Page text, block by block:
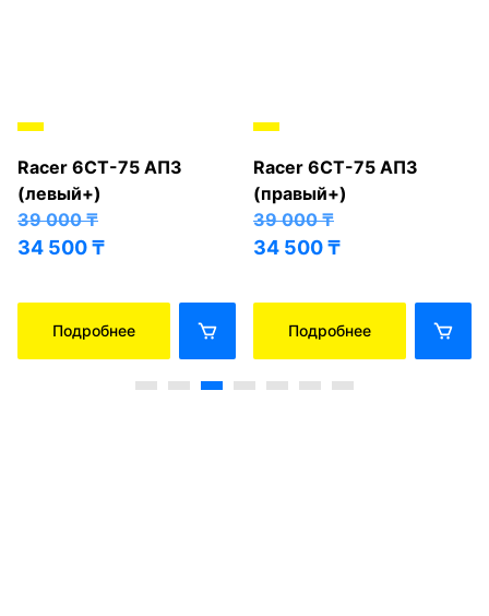
Racer 6СТ-75 АПЗ
(левый+)
39 000₸
34 500₸
Подробнее
Racer 6СТ-75 АПЗ
(правый+)
39 000₸
34 500₸
Подробнее